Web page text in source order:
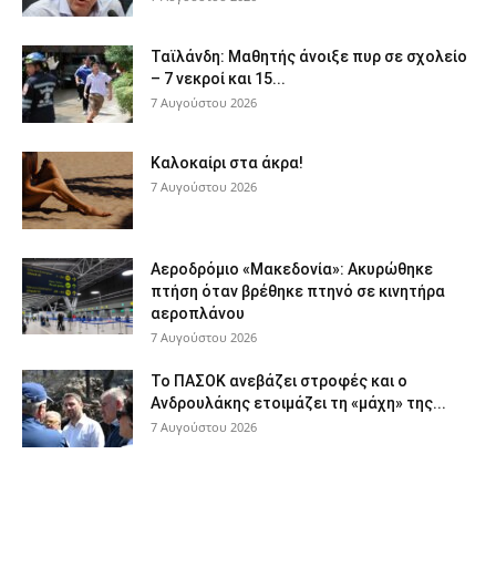
Ταϊλάνδη: Μαθητής άνοιξε πυρ σε σχολείο
– 7 νεκροί και 15...
7 Αυγούστου 2026
Καλοκαίρι στα άκρα!
7 Αυγούστου 2026
Αεροδρόμιο «Μακεδονία»: Ακυρώθηκε
πτήση όταν βρέθηκε πτηνό σε κινητήρα
αεροπλάνου
7 Αυγούστου 2026
Το ΠΑΣΟΚ ανεβάζει στροφές και ο
Ανδρουλάκης ετοιμάζει τη «μάχη» της...
7 Αυγούστου 2026